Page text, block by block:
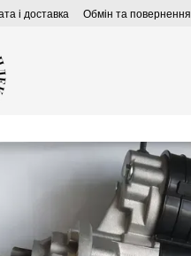
і доставка Обмін та повернення